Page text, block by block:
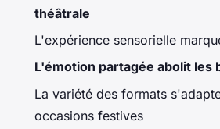
théâtrale
L'expérience sensorielle
L'émotion partagée abolit les
La variété des formats
occasions festives